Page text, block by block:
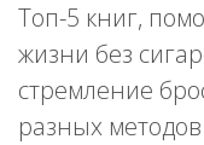
Топ-5 книг,
жизни без
стремление
разных методов